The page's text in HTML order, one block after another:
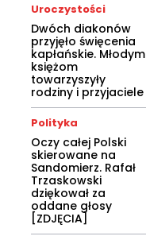
Uroczystości
Dwóch diakonów
przyjęło święcenia
kapłańskie. Młodym
księżom
towarzyszyły
rodziny i przyjaciele
Polityka
Oczy całej Polski
skierowane na
Sandomierz. Rafał
Trzaskowski
dziękował za
oddane głosy
[ZDJĘCIA]